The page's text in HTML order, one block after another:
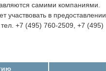
самими компаниями.
участвовать в предоставлении
+7 (495) 760-2509, +7 (495)